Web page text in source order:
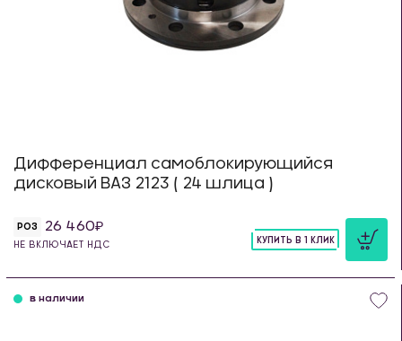
Дифференциал самоблокирующийся
дисковый ВАЗ 2123 ( 24 шлица )
РОЗ 26 460
НЕ ВКЛЮЧАЕТ НДС
КУПИТЬ В 1 КЛИК
в наличии